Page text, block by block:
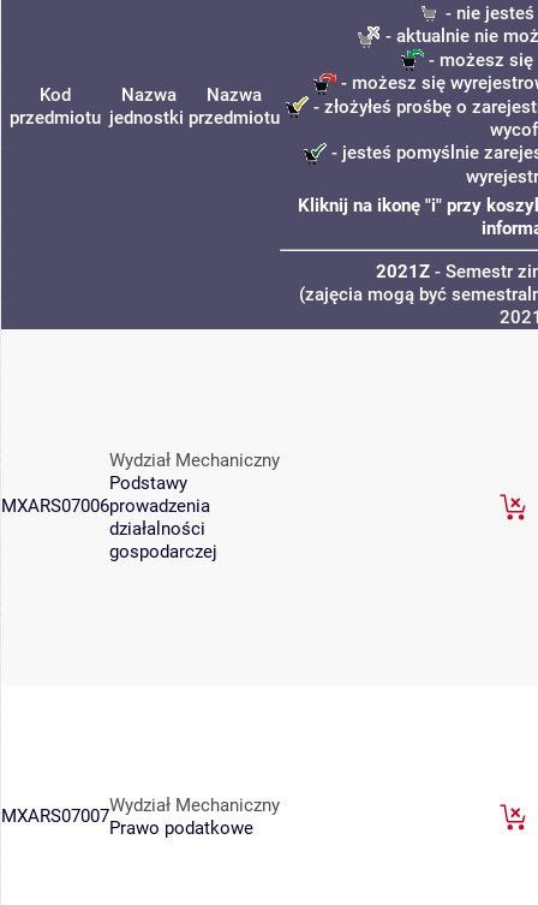
Kod
przedmiotu
Nazwa
jednostki
Nazwa
przedmiotu
- nie
- aktualnie nie
- możesz
- możesz się
- złożyłeś prośbę o
- jesteś pomyślnie
Kliknij na ikonę "i" przy
2021Z- Semestr
(zajęcia mogą być
MXARS07006
Wydział Mechaniczny
Podstawy
prowadzenia
działalności
gospodarczej
MXARS07007Wydział Mechaniczny
Prawo podatkowe